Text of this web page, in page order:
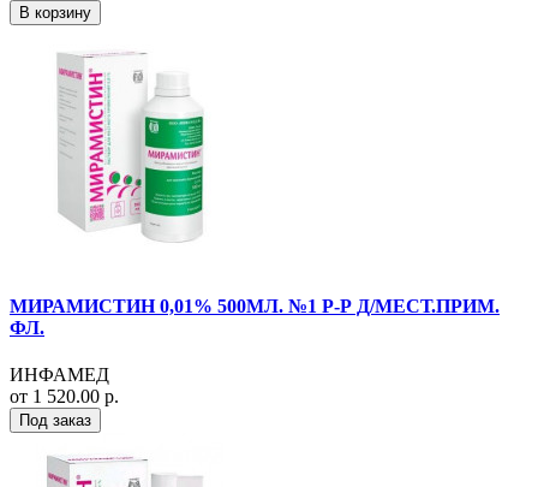
В корзину
МИРАМИСТИН 0,01% 500МЛ. №1 Р-Р Д/МЕСТ.ПРИМ.
ФЛ.
ИНФАМЕД
от 1 520.00 р.
Под заказ